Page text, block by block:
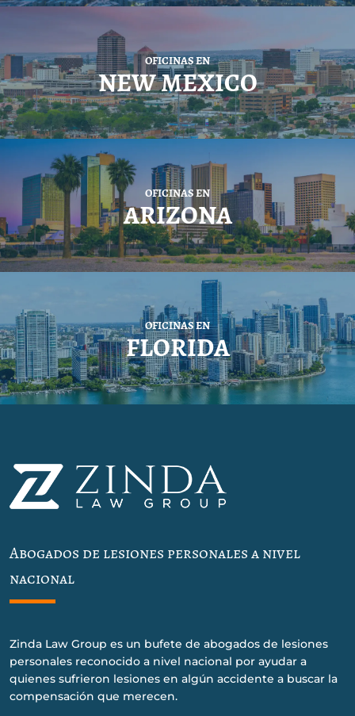
OFICINAS EN
NEW MEXICO
OFICINAS EN
ARIZONA
OFICINAS EN
FLORIDA
Abogados de lesiones personales a nivel
nacional
Zinda Law Group es un bufete de abogados de lesiones
personales reconocido a nivel nacional por ayudar a
quienes sufrieron lesiones en algún accidente a buscar la
compensación que merecen.